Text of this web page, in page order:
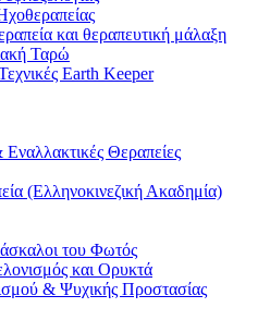
και θεραπευτική μάλαξη
Ταρώ
Earth Keeper
Θεραπείες
(Ελληνοκινεζική Ακαδημία)
του Φωτός
και Ορυκτά
& Ψυχικής Προστασίας